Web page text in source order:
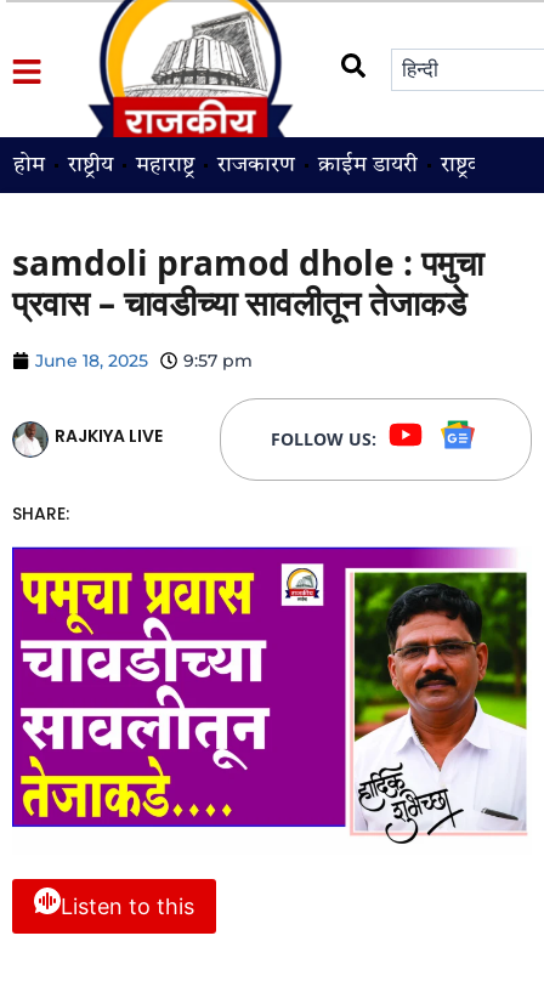
होम राष्ट्रीय महाराष्ट्र राजकारण क्राईम डायरी राष्ट्रवादी
samdoli pramod dhole : पमुचा
प्रवास – चावडीच्या सावलीतून तेजाकडे
June 18, 2025 9:57 pm
RAJKIYA LIVE FOLLOW US:
SHARE:
Listen to this